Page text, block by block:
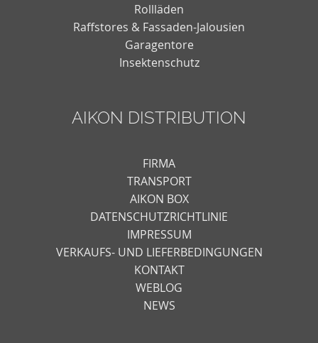
Rollläden
Raffstores & Fassaden-Jalousien
Garagentore
Insektenschutz
AIKON DISTRIBUTION
FIRMA
TRANSPORT
AIKON BOX
DATENSCHUTZRICHTLINIE
IMPRESSUM
VERKAUFS- UND LIEFERBEDINGUNGEN
KONTAKT
WEBLOG
NEWS